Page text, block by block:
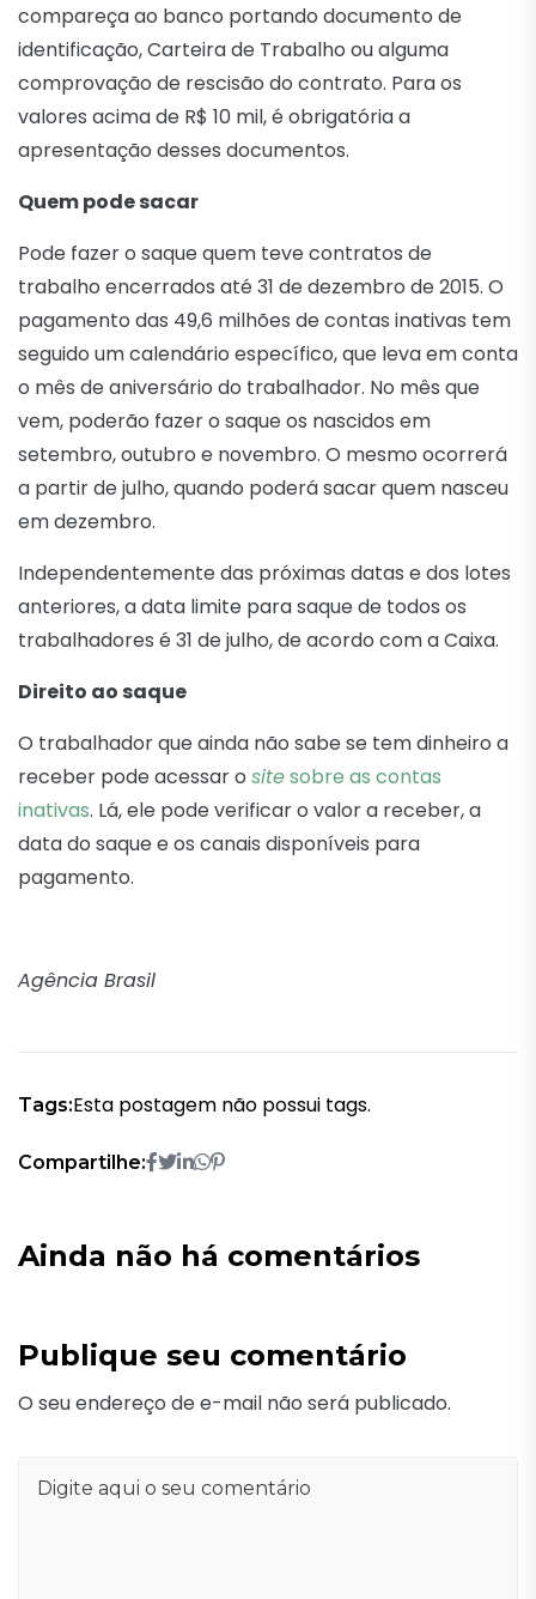
compareça ao banco portando documento de
identificação, Carteira de Trabalho ou alguma
comprovação de rescisão do contrato. Para os
valores acima de R$ 10 mil, é obrigatória a
apresentação desses documentos.
Quem pode sacar
Pode fazer o saque quem teve contratos de
trabalho encerrados até 31 de dezembro de 2015. O
pagamento das 49,6 milhões de contas inativas tem
seguido um calendário específico, que leva em conta
o mês de aniversário do trabalhador. No mês que
vem, poderão fazer o saque os nascidos em
setembro, outubro e novembro. O mesmo ocorrerá
a partir de julho, quando poderá sacar quem nasceu
em dezembro.
Independentemente das próximas datas e dos lotes
anteriores, a data limite para saque de todos os
trabalhadores é 31 de julho, de acordo com a Caixa.
Direito ao saque
O trabalhador que ainda não sabe se tem dinheiro a
receber pode acessar o sitesobre as contas
inativas. Lá, ele pode verificar o valor a receber, a
data do saque e os canais disponíveis para
pagamento.
Agência Brasil
Tags:Esta postagem não possui tags.
Compartilhe:
Ainda não há comentários
Publique seu comentário
O seu endereço de e-mail não será publicado.